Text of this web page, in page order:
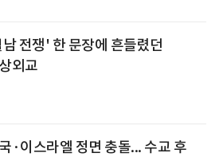
전쟁' 한 문장에 흔들렸던
외교
·이스라엘 정면 충돌... 수교 후